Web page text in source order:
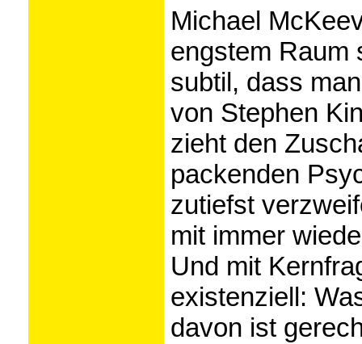
Michael
engstem Raum
subtil, dass
von Stephen
zieht den
packenden
zutiefst
mit immer
Und mit
existenziell:
davon ist